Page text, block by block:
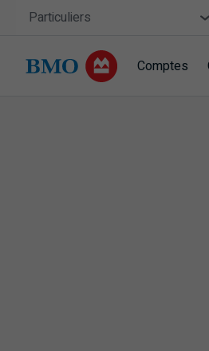
Sauter la navigation
Site Selector
Particuliers
Comptes